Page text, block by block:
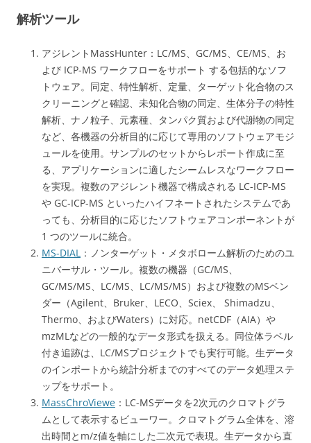
解析ツール
アジレントMassHunter：LC/MS、GC/MS、CE/MS、お
よび ICP-MS ワークフローをサポート する包括的なソフ
トウェア。同定、特性解析、定量、ターゲット化合物のス
クリーニングと確認、未知化合物の同定、生体分子の特性
解析、ナノ粒子、元素種、タンパク質および代謝物の同定
など、各機器の分析目的に応じて専用のソフトウェアモジ
ュールを使用。サンプルのセットからレポート作成に至
る、アプリケーションに適したシームレスなワークフロー
を実現。複数のアジレント機器で構成される LC-ICP-MS
や GC-ICP-MS といったハイフネートされたシステムであ
っても、分析目的に応じたソフトウェアコンポーネントが
1 つのツールに統合。
MS-DIAL ：ノンターゲット・メタボローム解析のためのユ
ニバーサル・ツール。複数の機器（GC/MS、
GC/MS/MS、LC/MS、LC/MS/MS）および複数のMSベン
ダー（Agilent、Bruker、LECO、Sciex、 Shimadzu、
Thermo、およびWaters）に対応。netCDF（AIA）や
mzMLなどの一般的なデータ形式を扱える。同位体ラベル
付き追跡は、LC/MSプロジェクトでも実行可能。生データ
のインポートから統計分析までのすべてのデータ処理ステ
ップをサポート。
MassChroViewe ：LC-MSデータを2次元のクロマトグラ
ムとして表示するビューワー。クロマトグラム全体を、溶
出時間とm/z値を軸にした二次元で表現。生データから直